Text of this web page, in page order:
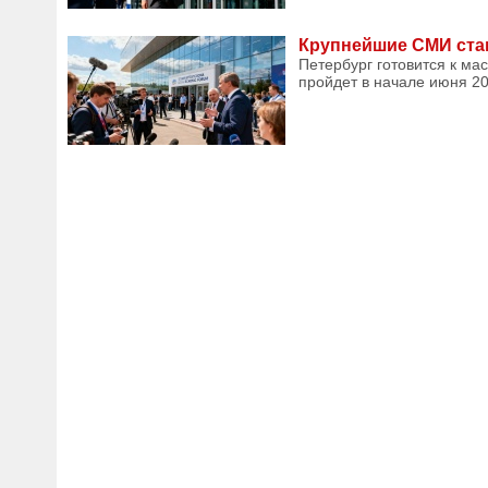
Крупнейшие СМИ
Петербург готовится к
пройдет в начале июня